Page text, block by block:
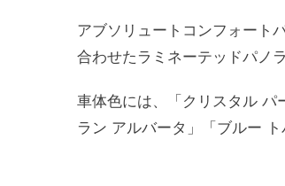
アブソリュートコンフォート
合わせたラミネーテッドパノ
車体色には、「クリスタル パ
ラン アルバータ」「ブルー